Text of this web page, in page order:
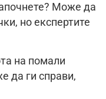
Може да
но експертите
на помали
да ги справи,